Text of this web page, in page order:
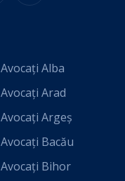
Avocați Alba
Avocați Arad
Avocați Argeș
Avocați Bacău
Avocați Bihor